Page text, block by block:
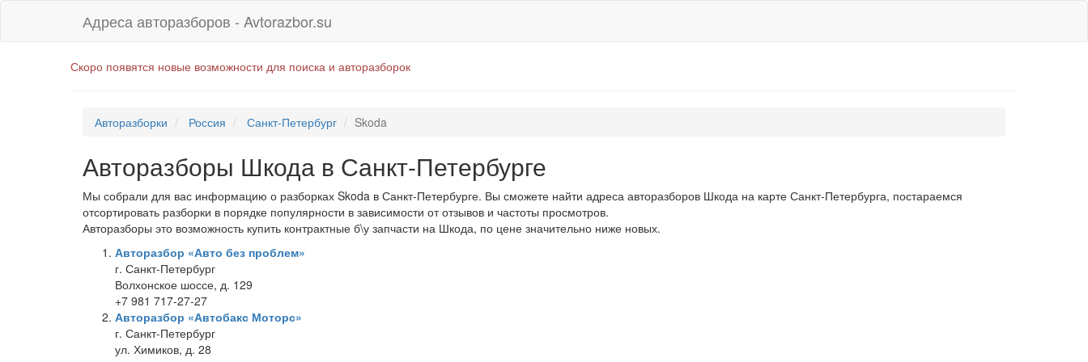
Адреса авторазборов - Avtorazbor.su
Скоро появятся новые возможности для поиска и авторазборок
Авторазборки Россия Санкт-Петербург Skoda
Авторазборы Шкода в Санкт-Петербурге
Мы собрали для вас информацию о разборках Skoda в Санкт-Петербурге. Вы сможете найти адреса авторазборов Шкода на карте Санкт-Петербурга, постараемся
отсортировать разборки в порядке популярности в зависимости от отзывов и частоты просмотров.
Авторазборы это возможность купить контрактные б\у запчасти на Шкода, по цене значительно ниже новых.
Авторазбор «Авто без проблем»
г. Санкт-Петербург
Волхонское шоссе, д. 129
+7 981 717-27-27
Авторазбор «Автобакс Моторс»
г. Санкт-Петербург
ул. Химиков, д. 28